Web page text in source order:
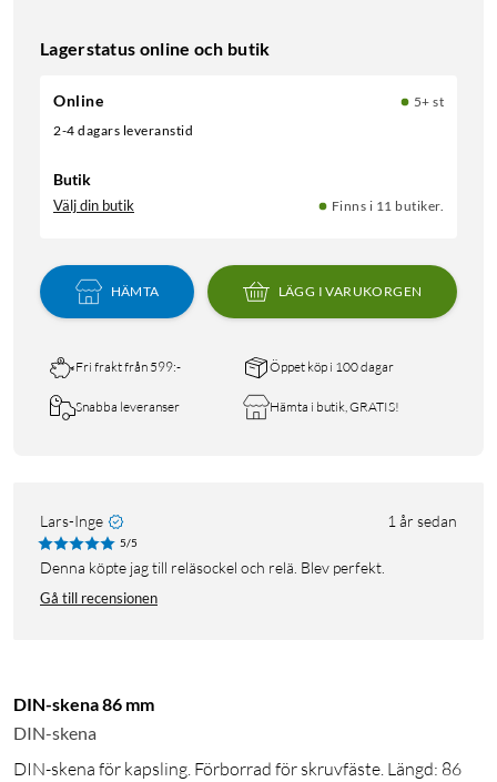
Lagerstatus online och butik
Online
5+ st
2-4 dagars leveranstid
Butik
Välj din butik Finns i 11 butiker.
HÄMTA LÄGG I VARUKORGEN
Fri frakt från 599:- Öppet köp i 100 dagar
Snabba leveranser Hämta i butik, GRATIS!
Lars-Inge 1 år sedan
5/5
Denna köpte jag till reläsockel och relä. Blev perfekt.
Gå till recensionen
DIN-skena 86 mm
DIN-skena
DIN-skena för kapsling. Förborrad för skruvfäste. Längd: 86